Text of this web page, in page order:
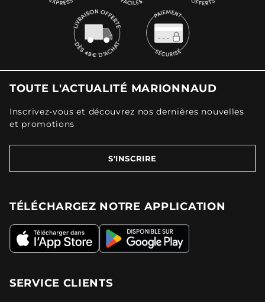
TOUTE L'ACTUALITÉ MARIONNAUD
Inscrivez-vous et découvrez nos dernières nouvelles
et promotions
S'INSCRIRE
TÉLÉCHARGEZ NOTRE APPLICATION
SERVICE CLIENTS